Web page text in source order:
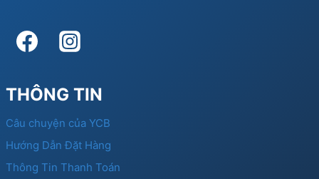
THÔNG TIN
Câu chuyện của YCB
Hướng Dẫn Đặt Hàng
Thông Tin Thanh Toán